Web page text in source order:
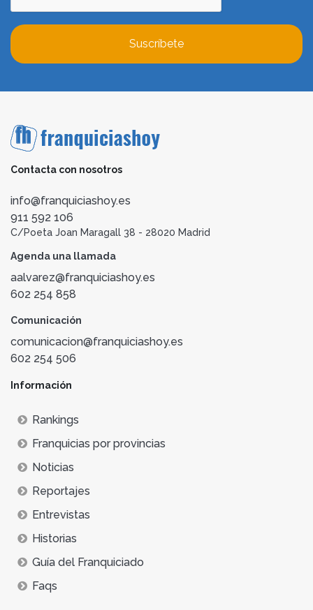
Suscríbete
Contacta con nosotros
info@franquiciashoy.es
911 592 106
C/Poeta Joan Maragall 38 - 28020 Madrid
Agenda una llamada
aalvarez@franquiciashoy.es
602 254 858
Comunicación
comunicacion@franquiciashoy.es
602 254 506
Información
Rankings
Franquicias por provincias
Noticias
Reportajes
Entrevistas
Historias
Guía del Franquiciado
Faqs